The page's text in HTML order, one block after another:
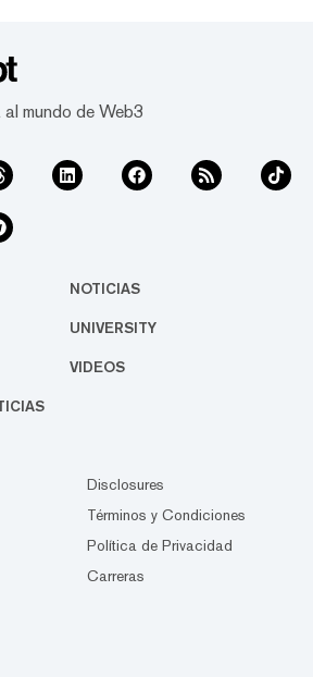
mundo de Web3
NOTICIAS
UNIVERSITY
VIDEOS
Disclosures
Términos y Condiciones
Política de Privacidad
Carreras